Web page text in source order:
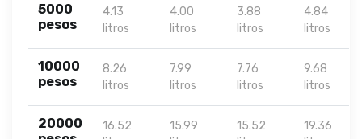
5000
pesos
4.13
litros
4.00
litros
3.88
litros
4.84
litros
10000
pesos
8.26
litros
7.99
litros
7.76
litros
9.68
litros
20000
16.52
15.99
15.52
19.36